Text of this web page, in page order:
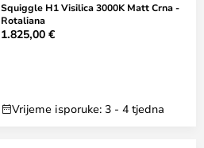
Squiggle H1 Visilica 3000K Matt Crna -
Rotaliana
1.825,00 €
Vrijeme isporuke: 3 - 4 tjedna